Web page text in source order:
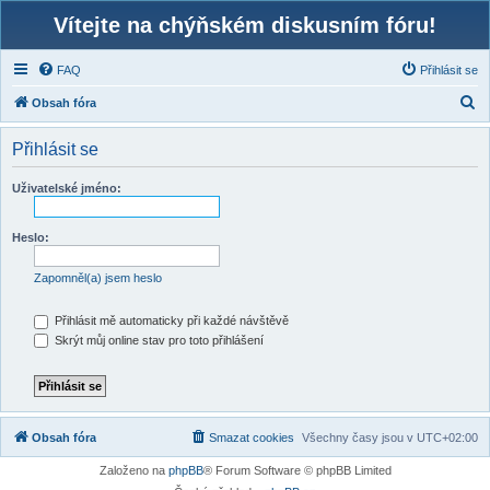
Vítejte na chýňském diskusním fóru!
FAQ Přihlásit se
Obsah fóra
l
Přihlásit se
Uživatelské jméno:
Heslo:
Zapomněl(a) jsem heslo
Přihlásit mě automaticky při každé návštěvě
Skrýt můj online stav pro toto přihlášení
Obsah fóra Všechny časy jsou v UTC+02:00
Smazat cookies
Založeno na phpBB® Forum Software © phpBB Limited